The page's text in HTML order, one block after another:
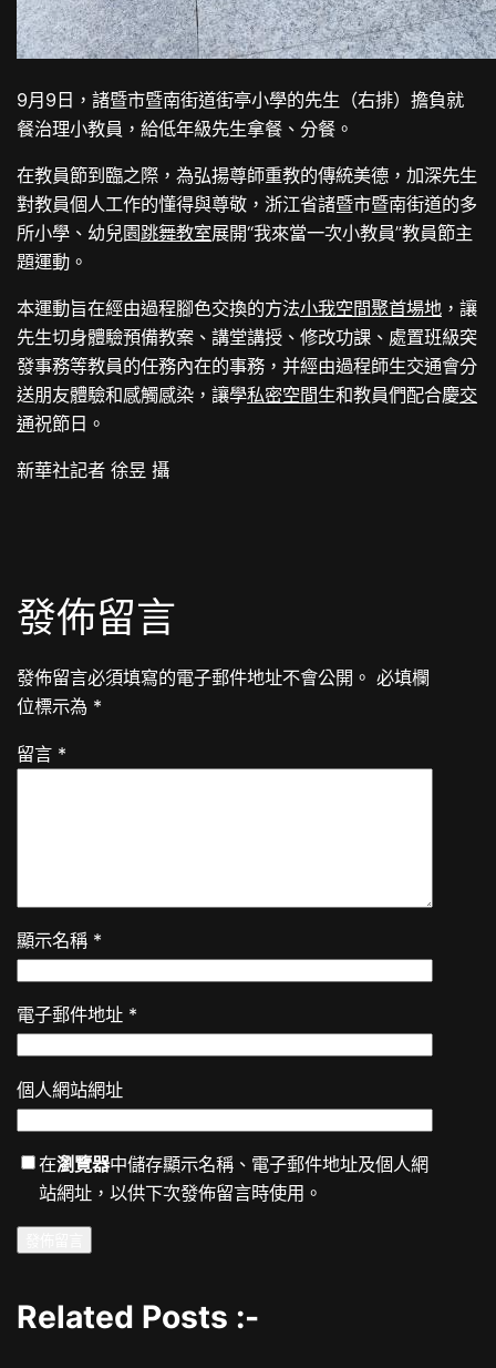
9月9日，諸暨市暨南街道街亭小學的先生（右排）擔負就
餐治理小教員，給低年級先生拿餐、分餐。
在教員節到臨之際，為弘揚尊師重教的傳統美德，加深先生
對教員個人工作的懂得與尊敬，浙江省諸暨市暨南街道的多
所小學、幼兒園跳舞教室展開“我來當一次小教員”教員節主
題運動。
本運動旨在經由過程腳色交換的方法小我空間聚首場地 ，讓
先生切身體驗預備教案、講堂講授、修改功課、處置班級突
發事務等教員的任務內在的事務，并經由過程師生交通會分
送朋友體驗和感觸感染，讓學私密空間生和教員們配合慶交
通祝節日。
新華社記者 徐昱 攝
發佈留言
發佈留言必須填寫的電子郵件地址不會公開。 必填欄
位標示為 *
留言 *
顯示名稱 *
電子郵件地址 *
個人網站網址
在瀏覽器中儲存顯示名稱、電子郵件地址及個人網
站網址，以供下次發佈留言時使用。
Related Posts :-